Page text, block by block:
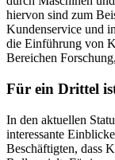
hiervon sind zum
Kundenservice und
die Einführung von
Bereichen
Für ein Drittel
In den aktuellen
interessante
Beschäftigten, dass